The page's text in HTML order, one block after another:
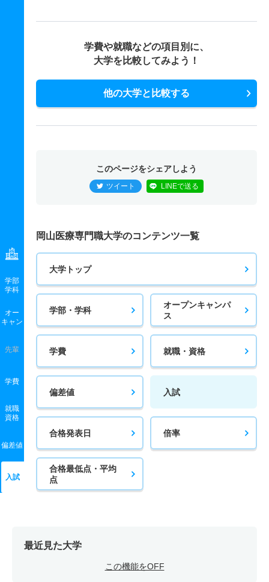
学部
学科
オー
キャン
先輩
学費
就職
資格
偏差値
入試
学費や就職などの項目別に、
大学を比較してみよう！
他の大学と比較する
このページをシェアしよう
ツイート LINEで送る
岡山医療専門職大学のコンテンツ一覧
大学トップ
学部・学科
オープンキャンパ
ス
学費 就職・資格
偏差値 入試
合格発表日 倍率
合格最低点・平均
点
最近見た大学
この機能をOFF